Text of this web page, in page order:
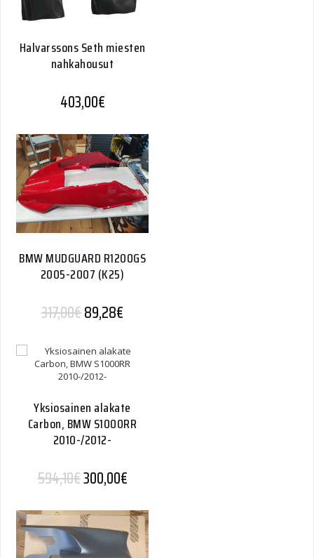
Halvarssons Seth miesten
nahkahousut
403,00€
BMW MUDGUARD R1200GS
2005-2007 (K25)
317,00€89,28€
Yksiosainen alakate
Carbon, BMW S1000RR
2010-/2012-
594,10€Alkuperäinen hinta oli: 594,10€.
300,00€Nykyinen hinta on: 300,00€.